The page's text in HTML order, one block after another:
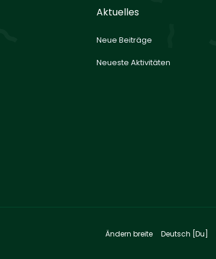
Aktuelles
Neue Beiträge
Neueste Aktivitäten
Ändern breite Deutsch [Du]